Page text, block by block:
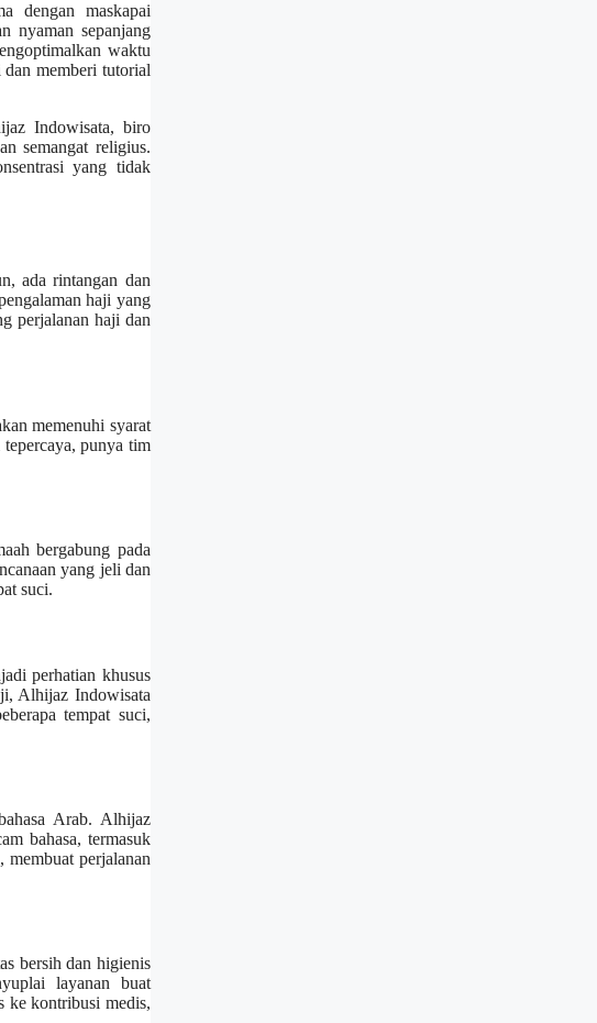
dengan maskapai
nyaman sepanjang
waktu
dan memberi tutorial
Indowisata, biro
semangat religius.
yang tidak
ada rintangan dan
haji yang
perjalanan haji dan
memenuhi syarat
punya tim
bergabung pada
yang jeli dan
suci.
perhatian khusus
Alhijaz Indowisata
tempat suci,
Arab. Alhijaz
bahasa, termasuk
perjalanan
bersih dan higienis
layanan buat
ke kontribusi medis,